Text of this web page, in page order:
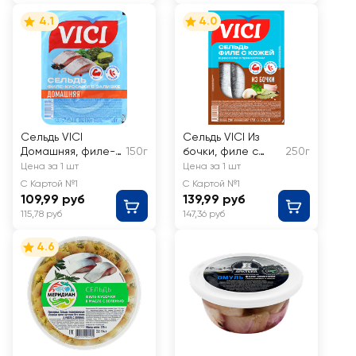
4.1
Сельдь VICI
Домашняя, филе-
кусочки в пряной
заливке
150г
Цена за 1 шт
С Картой №1
109,99 руб
115,78 руб
4.0
Сельдь VICI Из
бочки, филе с
кожей в рассоле
с пряностями
250г
Цена за 1 шт
С Картой №1
139,99 руб
147,36 руб
4.6